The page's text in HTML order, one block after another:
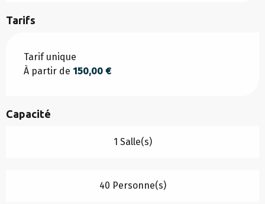
Tarifs
Tarifs 2026
Tarif unique
À partir de 150,00 €
Capacité
1 Salle(s)
40 Personne(s)